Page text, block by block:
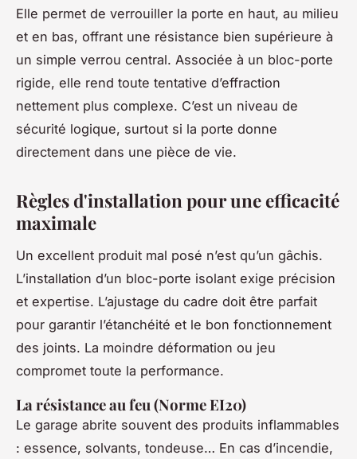
Elle permet de verrouiller la porte en haut, au milieu
et en bas, offrant une résistance bien supérieure à
un simple verrou central. Associée à un bloc-porte
rigide, elle rend toute tentative d’effraction
nettement plus complexe. C’est un niveau de
sécurité logique, surtout si la porte donne
directement dans une pièce de vie.
Règles d'installation pour une efficacité
maximale
Un excellent produit mal posé n’est qu’un gâchis.
L’installation d’un bloc-porte isolant exige précision
et expertise. L’ajustage du cadre doit être parfait
pour garantir l’étanchéité et le bon fonctionnement
des joints. La moindre déformation ou jeu
compromet toute la performance.
La résistance au feu (Norme EI20)
Le garage abrite souvent des produits inflammables
: essence, solvants, tondeuse… En cas d’incendie,